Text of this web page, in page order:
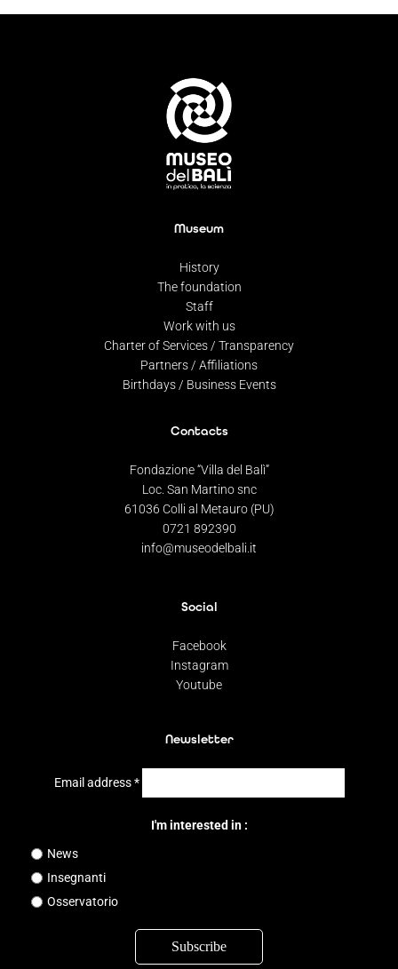
Museum
History
The foundation
Staff
Work with us
Charter of Services / Transparency
Partners / Affiliations
Birthdays / Business Events
Contacts
Fondazione “Villa del Balì”
Loc. San Martino snc
61036 Colli al Metauro (PU)
0721 892390
info@museodelbali.it
Social
Facebook
Instagram
Youtube
Newsletter
Email address*
I'm interested in :
News
Insegnanti
Osservatorio